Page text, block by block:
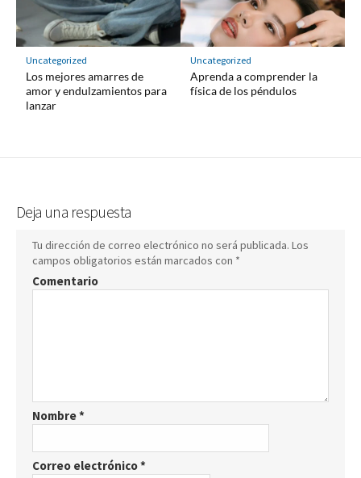
Uncategorized
Los mejores amarres de
amor y endulzamientos para
lanzar
Uncategorized
Aprenda a comprender la
física de los péndulos
Deja una respuesta
Tu dirección de correo electrónico no será publicada. Los
campos obligatorios están marcados con *
Comentario
Nombre*
Correo electrónico*